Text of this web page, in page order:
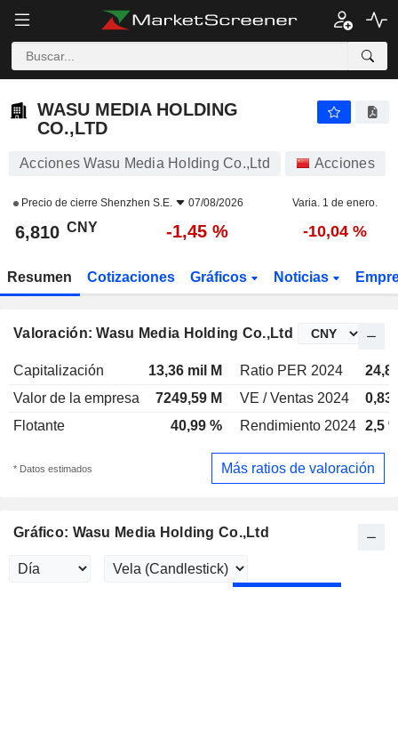
WASU MEDIA HOLDING
CO.,LTD
Acciones Wasu Media Holding Co.,Ltd Acciones
Precio de cierre Shenzhen S.E. 07/08/2026 Varia. 1 de enero.
6,810 CNY -1,45 % -10,04 %
Resumen Cotizaciones Gráficos Noticias
Valoración: Wasu Media Holding Co.,Ltd
Capitalización 13,36 mil M Ratio PER 2024
Valor de la empresa
7249,59 M VE / Ventas 2024
Flotante
40,99 % Rendimiento 2024 2,5
* Datos estimados Más ratios de valoración
Gráfico: Wasu Media Holding Co.,Ltd